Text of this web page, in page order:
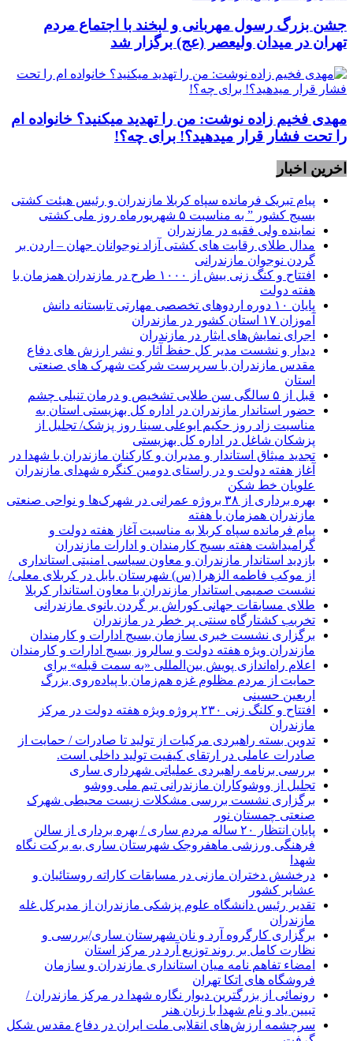
جشن بزرگ رسول مهربانی و لبخند با اجتماع مردم
تهران در میدان ولیعصر (عج) برگزار شد
مهدی فخیم زاده نوشت: من را تهدید میکنید؟ خانواده ام
را‌ تحت فشار قرار میدهید؟! برای چه؟!
اخرین اخبار
پیام تبریک فرمانده سپاه کربلا مازندران و رئیس هیئت کشتی
بسیج کشور ” به مناسبت ۵ شهریورماه روز ملی کشتی
نماينده ولی فقیه در مازندران
مدال طلای رقابت های کشتی آزاد نوجوانان جهان – اردن بر
گردن نوجوان مازندرانی
افتتاح و کنگ زنی بیش از ۱۰۰۰ طرح در مازندران همزمان با
هفته دولت
پایان ۱۰ دوره اردوهای تخصصی مهارتی تابستانه دانش
آموزان ۱۷ استان کشور در مازندران
اجرای نمایش‌های ایثار در مازندران
دیدار و نشست مدیر کل حفظ آثار و نشر ارزش های دفاع
مقدس مازندران با سرپرست شرکت شهرک های صنعتی
استان
قبل از ۵ سالگی سن طلایی تشخیص و درمان تنبلی چشم
حضور استاندار مازندران در اداره کل بهزیستی استان به
مناسبت زاد روز حکیم ابوعلی سینا روز پزشک/ تجلیل از
پزشکان شاغل در اداره کل بهزیستی
تجدید میثاق استاندار و مدیران و کارکنان مازندران با شهدا در
آغاز هفته دولت و در راستای دومین کنگره شهدای مازندران
علویان خط شکن
بهره برداری از ۳۸ بروژه عمرانی در شهرک‌ها و نواحی صنعتی
مازندران همزمان با هفته
پیام فرمانده سپاه کربلا به مناسبت آغاز هفته دولت و
گرامیداشت هفته بسیج کارمندان و ادارات مازندران
بازدید استاندار مازندران و معاون سیاسی امنیتی استانداری
از موکب فاطمه الزهرا (س) شهرستان بابل در کربلای معلی/
نشست صمیمی استاندار مازندران با معاون استاندار کربلا
طلای مسابقات جهانی کوراش بر گردن بانوی مازندرانی
تخربب کشتارگاه سنتی پر خطر در مازندران
برگزاری نشست خبری سازمان بسیج ادارات و کارمندان
مازندران ویژه هفته دولت و سالروز بسیج ادارات و کارمندان
اعلام راه‌اندازی پویش بین‌المللی «به سمت قبله» برای
حمایت از مردم مظلوم غزه هم‌زمان با پیاده‌روی بزرگ
اربعین حسینی
افتتاح و کلنگ زنی ۲۳۰ پروژه ویژه هفته دولت در مرکز
مازندران
تدوین بسته راهبردی مرکبات از تولید تا صادرات / حمایت از
صادرات عاملی در ارتقای کیفیت تولید داخلی است.
بررسی برنامه راهبردی عملیاتی شهرداری ساری
تجلیل از ووشوکاران مازندرانی تیم ملی ووشو
برگزاری نشست بررسی مشکلات زیست محیطی شهرک
صنعتی چمستان نور
پایان انتظار ۲۰ ساله مردم ساری / بهره برداری از سالن
فرهنگی ورزشی ماهفروجک شهرستان ساری به برکت نگاه
شهدا
درخشش دختران مازنی در مسابقات کاراته روستائیان و
عشایر کشور
تقدیر رئیس دانشگاه علوم پزشکی مازندران از مدیرکل غله
مازندران
برگزاری کارگروه آرد و نان شهرستان ساری/بررسی و
نظارت کامل بر روند توزیع آرد در مرکز استان
امضاء تفاهم نامه میان استانداری مازندران و سازمان
فروشگاه های اتکا تهران
رونمائی از بزرگترین دیوار نگاره شهدا در مرکز مازندران /
تبیین یاد و نام شهدا با زبان هنر
سرچشمه ارزش‌های انقلابی ملت ایران در دفاع مقدس شکل